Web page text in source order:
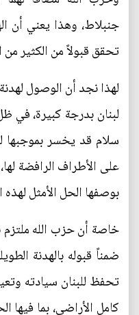
جنبلاط، وهذا يعني أن
تحقق قبولاً من الكثير
لهذا نجد أن الوصول
لبنان بدرجة كبيرة، في
سلام قد يخسر بموجبها
على الأطراف الرافضة
بوصفها الحل الأمثل لهذه
خاصة أن حزب الله ملتزم
ضمناً قبوله بالهدنة
تحفظ للبنان سيادته
كامل الأراضي، بما فيها